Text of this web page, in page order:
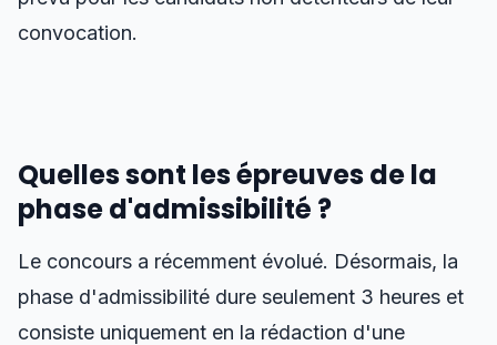
convocation.
Quelles sont les épreuves de la
phase d'admissibilité ?
Le concours a récemment évolué. Désormais, la
phase d'admissibilité dure seulement 3 heures et
consiste uniquement en la rédaction d'une